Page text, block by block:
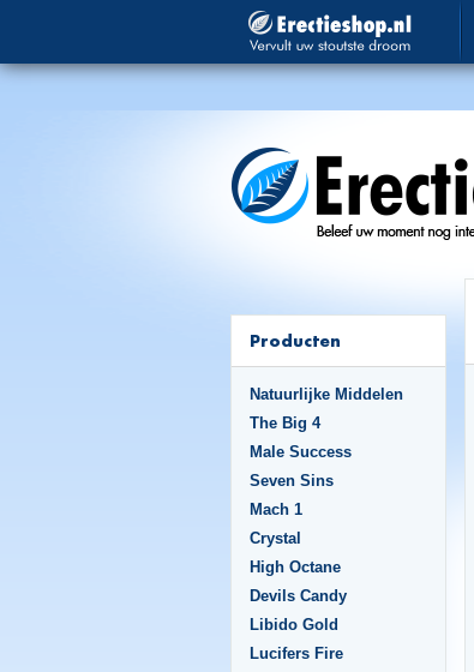
Producten
Natuurlijke Middelen
The Big 4
Male Success
Seven Sins
Mach 1
Crystal
High Octane
Devils Candy
Libido Gold
Lucifers Fire